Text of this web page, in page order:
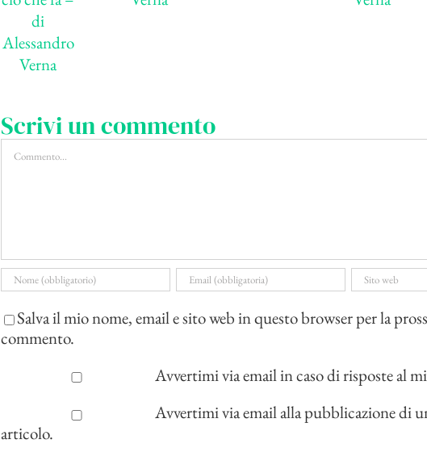
Scrivi un commento
Commento
Salva il mio nome, email e sito web in questo browser per la
commento.
Avvertimi via email in caso di risposte al
Avvertimi via email alla pubblicazione di
articolo.